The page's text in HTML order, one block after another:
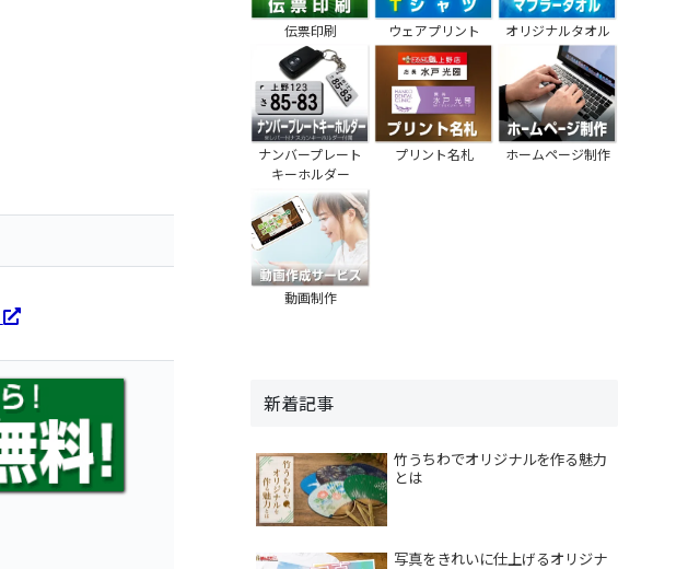
伝票印刷 ウェアプリント オリジナルタオル
ナンバープレート
キーホルダー
プリント名札 ホームページ制作
動画制作
新着記事
竹うちわでオリジナルを作る魅力
とは
写真をきれいに仕上げるオリジナ